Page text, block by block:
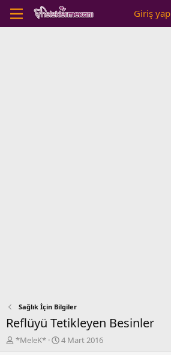
Giriş yap
Sağlık İçin Bilgiler
Reflüyü Tetikleyen Besinler
K
*MeleK*
B
4 Mart 2016